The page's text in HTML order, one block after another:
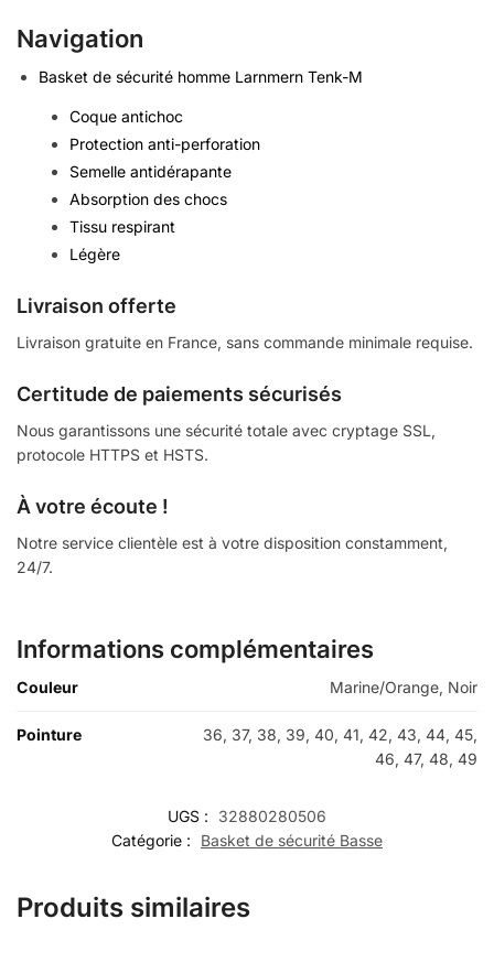
Navigation
Basket de sécurité homme Larnmern Tenk-M
Coque antichoc
Protection anti-perforation
Semelle antidérapante
Absorption des chocs
Tissu respirant
Légère
Livraison offerte
Livraison gratuite en France, sans commande minimale requise.
Certitude de paiements sécurisés
Nous garantissons une sécurité totale avec cryptage SSL,
protocole HTTPS et HSTS.
À votre écoute !
Notre service clientèle est à votre disposition constamment,
24/7.
Informations complémentaires
Couleur Marine/Orange, Noir
Pointure
36, 37, 38, 39, 40, 41, 42, 43, 44, 45,
46, 47, 48, 49
UGS :
32880280506
Catégorie :
Basket de sécurité Basse
Produits similaires